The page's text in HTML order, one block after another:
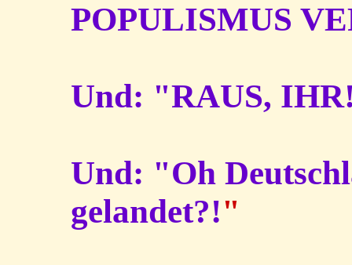
POPULISMUS
Und: "RAUS,
Und: "Oh
gelandet?!"